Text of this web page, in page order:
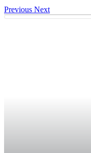
Previous Next